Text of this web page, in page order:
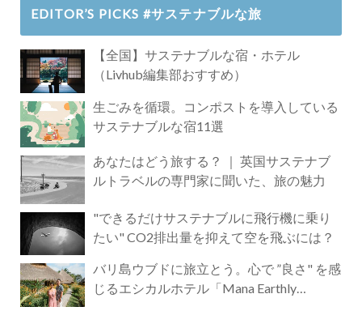
EDITOR’S PICKS #サステナブルな旅
【全国】サステナブルな宿・ホテル
（Livhub編集部おすすめ）
生ごみを循環。コンポストを導入している
サステナブルな宿11選
あなたはどう旅する？ ｜ 英国サステナブ
ルトラベルの専門家に聞いた、旅の魅力
"できるだけサステナブルに飛行機に乗り
たい" CO2排出量を抑えて空を飛ぶには？
バリ島ウブドに旅立とう。心で ”良さ" を感
じるエシカルホテル「Mana Earthly